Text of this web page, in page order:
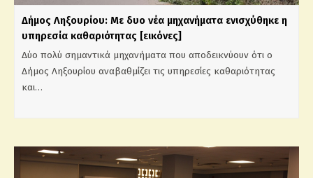
Δήμος Ληξουρίου: Με δυο νέα μηχανήματα ενισχύθηκε η
υπηρεσία καθαριότητας [εικόνες]
Δύο πολύ σημαντικά μηχανήματα που αποδεικνύουν ότι ο
Δήμος Ληξουρίου αναβαθμίζει τις υπηρεσίες καθαριότητας
και…